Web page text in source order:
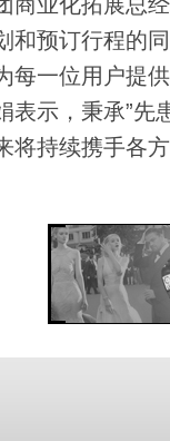
和预订行程的
每一位用户提
表示，秉承”先
将持续携手各